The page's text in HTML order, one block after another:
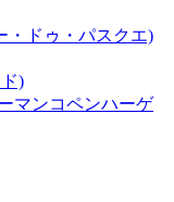
・ドゥ・パスクエ)
)
マンコペンハーゲ